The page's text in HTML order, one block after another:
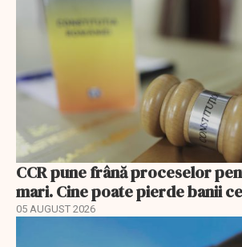
CCR pune frână proceselor
mari. Cine poate pierde banii
05 AUGUST 2026